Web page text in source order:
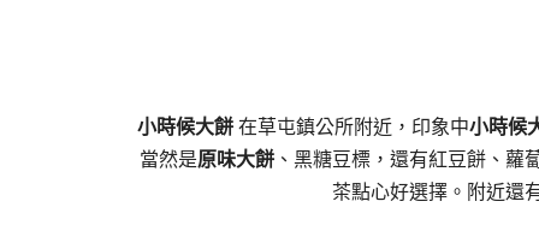
小時候大餅在草屯鎮公所附近，印象中小時候
當然是原味大餅、黑糖豆標，還有紅豆餅、蘿
茶點心好選擇。附近還